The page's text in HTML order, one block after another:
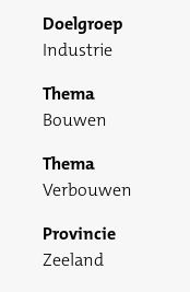
Doelgroep
Industrie
Thema
Bouwen
Thema
Verbouwen
Provincie
Zeeland